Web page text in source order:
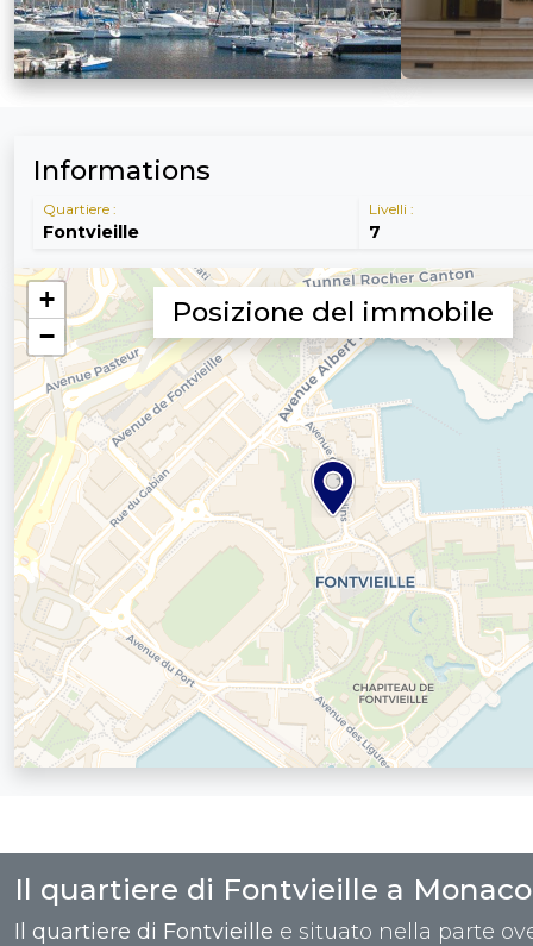
Informations
Quartiere :
Fontvieille
Livelli :
7
Posizione del immobile
Il quartiere di Fontvieille a Monaco
Il quartiere di Fontvieille e situato nella parte